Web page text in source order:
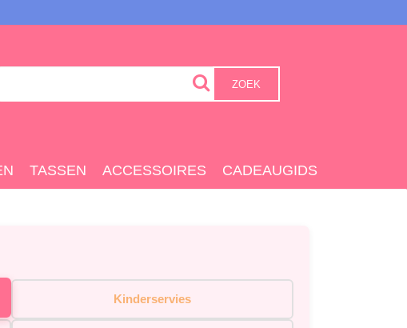
ZOEK
TASSEN ACCESSOIRES CADEAUGIDS
Kinderservies